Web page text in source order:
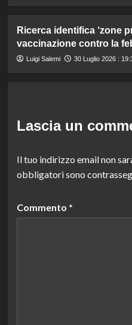
Ricerca identifica ‘zone
vaccinazione contro la
Luigi Salemi 30 Luglio 2026 :
Lascia un
Il tuo indirizzo email non
obbligatori sono
Commento *